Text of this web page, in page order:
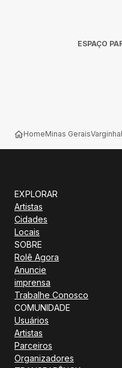
ESPAÇO
HomeMinas GeraisVarginha
EXPLORAR
Artistas
Cidades
Locais
SOBRE
Rolê Agora
Anuncie
imprensa
Trabalhe Conosco
COMUNIDADE
Usuários
Artistas
Parceiros
Organizadores